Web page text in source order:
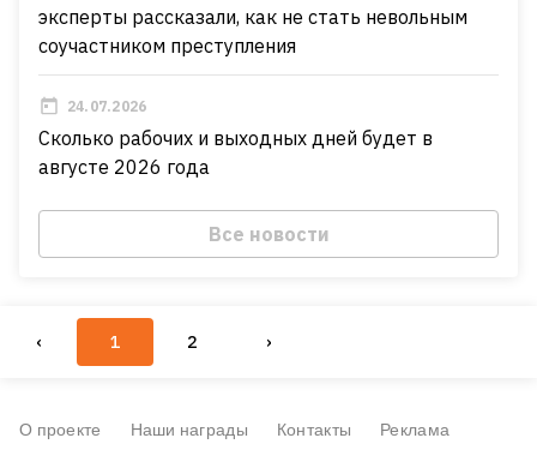
эксперты рассказали, как не стать невольным
соучастником преступления
24.07.2026
Сколько рабочих и выходных дней будет в
августе 2026 года
Все новости
‹ 1 2 ›
О проекте Наши награды Контакты Реклама